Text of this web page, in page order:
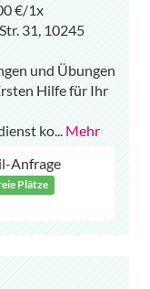
€/1x
31, 10245
und Übungen
Hilfe für Ihr
ko... Mehr
Anfrage
Plätze